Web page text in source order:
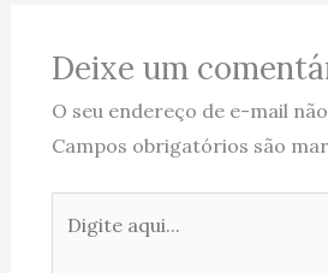
Deixe um
O seu endereço de e-mail
Campos obrigatórios são
aqui...